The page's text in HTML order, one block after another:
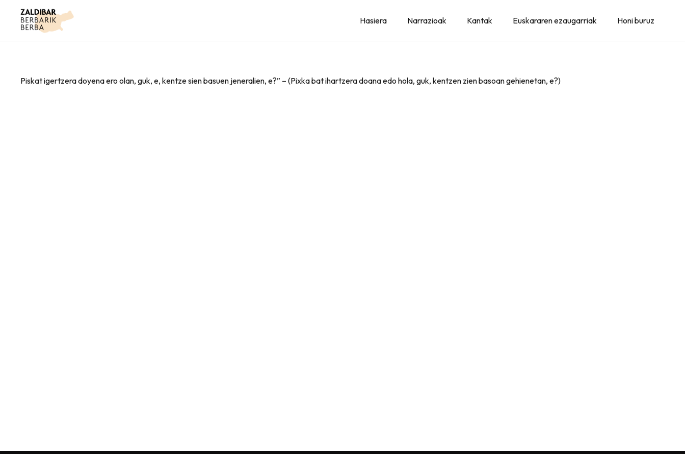
Hasiera Narrazioak Kantak Euskararen ezaugarriak Honi buruz
Piskat igertzera doyena ero olan, guk, e, kentze sien basuen jeneralien, e?” – (Pixka bat ihartzera doana edo hola, guk, kentzen zien basoan gehienetan, e?)